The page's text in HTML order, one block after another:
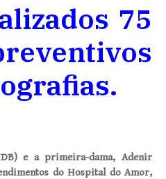
75
e a primeira-dama, Adenir
do Hospital do Amor,